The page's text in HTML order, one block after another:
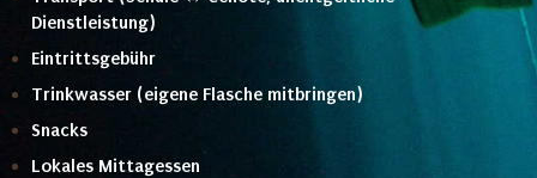
Dienstleistung)
Eintrittsgebühr
Trinkwasser (eigene Flasche mitbringen)
Snacks
Lokales Mittagessen